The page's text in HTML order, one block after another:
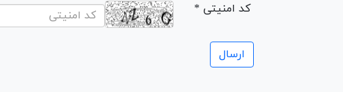
* کد امنیتی